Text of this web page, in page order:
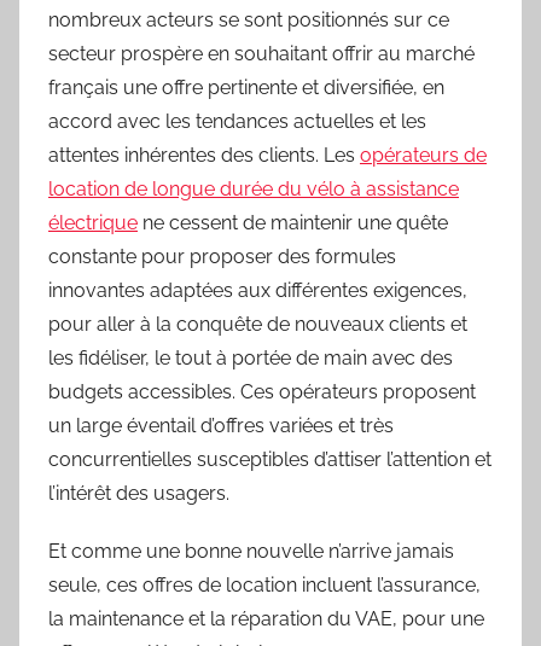
nombreux acteurs se sont positionnés sur ce
secteur prospère en souhaitant offrir au marché
français une offre pertinente et diversifiée, en
accord avec les tendances actuelles et les
attentes inhérentes des clients. Les opérateurs de
location de longue durée du vélo à assistance
électrique ne cessent de maintenir une quête
constante pour proposer des formules
innovantes adaptées aux différentes exigences,
pour aller à la conquête de nouveaux clients et
les fidéliser, le tout à portée de main avec des
budgets accessibles. Ces opérateurs proposent
un large éventail d’offres variées et très
concurrentielles susceptibles d’attiser l’attention et
l’intérêt des usagers.
Et comme une bonne nouvelle n’arrive jamais
seule, ces offres de location incluent l’assurance,
la maintenance et la réparation du VAE, pour une